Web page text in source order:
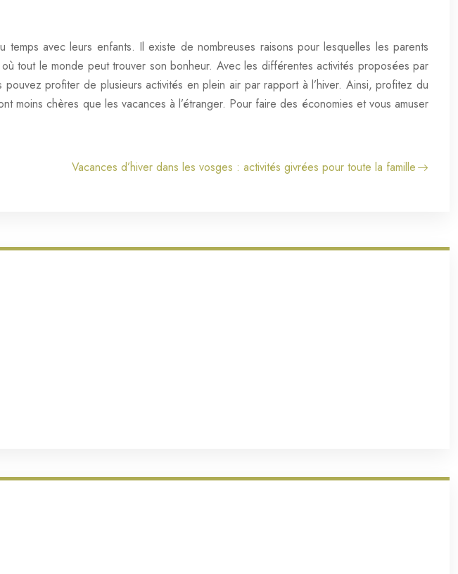
avec leurs enfants. Il existe de nombreuses raisons pour lesquelles les parents
tout le monde peut trouver son bonheur. Avec les différentes activités proposées par
profiter de plusieurs activités en plein air par rapport à l’hiver. Ainsi, profitez du
moins chères que les vacances à l’étranger. Pour faire des économies et vous amuser
Vacances d’hiver dans les vosges : activités givrées pour toute la famille